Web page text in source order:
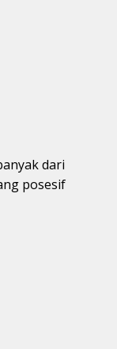
dari
posesif